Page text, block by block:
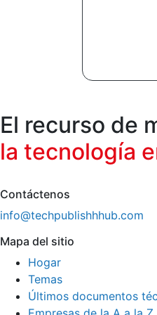
El recurso de
la tecnología
Contáctenos
info@techpublishhhub.com
Mapa del sitio
Hogar
Temas
Últimos documentos